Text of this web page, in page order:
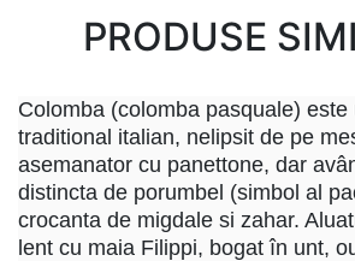
PRODUSE
Colomba (colomba pasquale) este
traditional italian, nelipsit de pe
asemanator cu panettone, dar
distincta de porumbel (simbol al
crocanta de migdale si zahar.
lent cu maia Filippi, bogat în unt,